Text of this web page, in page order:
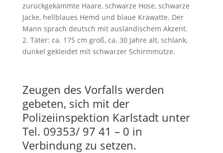
zurückgekämmte Haare, schwarze Hose, schwarze
Jacke, hellblaues Hemd und blaue Krawatte. Der
Mann sprach deutsch mit ausländischem Akzent.
2. Täter: ca. 175 cm groß, ca. 30 Jahre alt, schlank,
dunkel gekleidet mit schwarzer Schirmmütze.
Zeugen des Vorfalls werden
gebeten, sich mit der
Polizeiinspektion Karlstadt unter
Tel. 09353/ 97 41 – 0 in
Verbindung zu setzen.